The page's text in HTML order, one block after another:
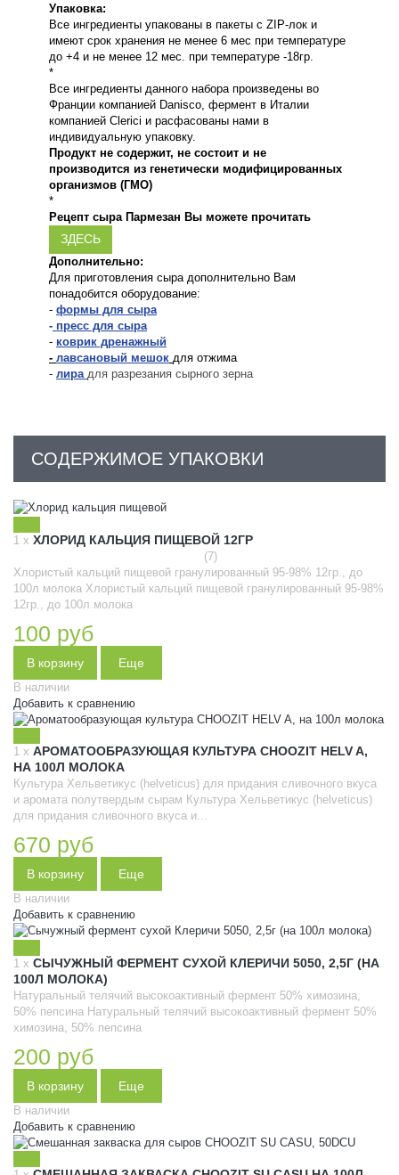
Упаковка:
Все ингредиенты упакованы в пакеты с ZIP-лок и
имеют срок хранения не менее 6 мес при температуре
до +4 и не менее 12 мес. при температуре -18гр.
*
Все ингредиенты данного набора произведены во
Франции компанией Danisco, фермент в Италии
компанией Clerici и расфасованы нами в
индивидуальную упаковку.
Продукт не содержит, не состоит и не
производится из генетически модифицированных
организмов (ГМО)
*
Рецепт сыра Пармезан Вы можете прочитать
ЗДЕСЬ
Дополнительно:
Для приготовления сыра дополнительно Вам
понадобится оборудование:
- формы для сыра
- пресс для сыра
- коврик дренажный
- лавсановый мешок для отжима
- лира для разрезания сырного зерна
СОДЕРЖИМОЕ УПАКОВКИ
1 x ХЛОРИД КАЛЬЦИЯ ПИЩЕВОЙ 12ГР
(7)
Хлористый кальций пищевой гранулированный 95-98% 12гр., до
100л молока Хлористый кальций пищевой гранулированный 95-98%
12гр., до 100л молока
100 руб
В корзину Еще
В наличии
Добавить к сравнению
1 x АРОМАТООБРАЗУЮЩАЯ КУЛЬТУРА CHOOZIT HELV A,
НА 100Л МОЛОКА
Культура Хельветикус (helveticus) для придания сливочного вкуса
и аромата полутвердым сырам Культура Хельветикус (helveticus)
для придания сливочного вкуса и...
670 руб
В корзину Еще
В наличии
Добавить к сравнению
1 x СЫЧУЖНЫЙ ФЕРМЕНТ СУХОЙ КЛЕРИЧИ 5050, 2,5Г (НА
100Л МОЛОКА)
Натуральный телячий высокоактивный фермент 50% химозина,
50% пепсина Натуральный телячий высокоактивный фермент 50%
химозина, 50% пепсина
200 руб
В корзину Еще
В наличии
Добавить к сравнению